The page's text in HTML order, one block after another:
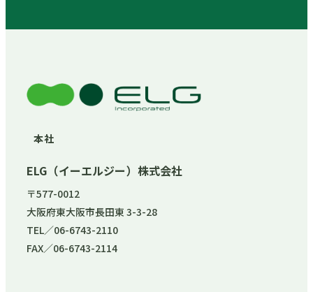
本社
ELG（イーエルジー）株式会社
〒577-0012
大阪府東大阪市長田東 3-3-28
TEL／06-6743-2110
FAX／06-6743-2114